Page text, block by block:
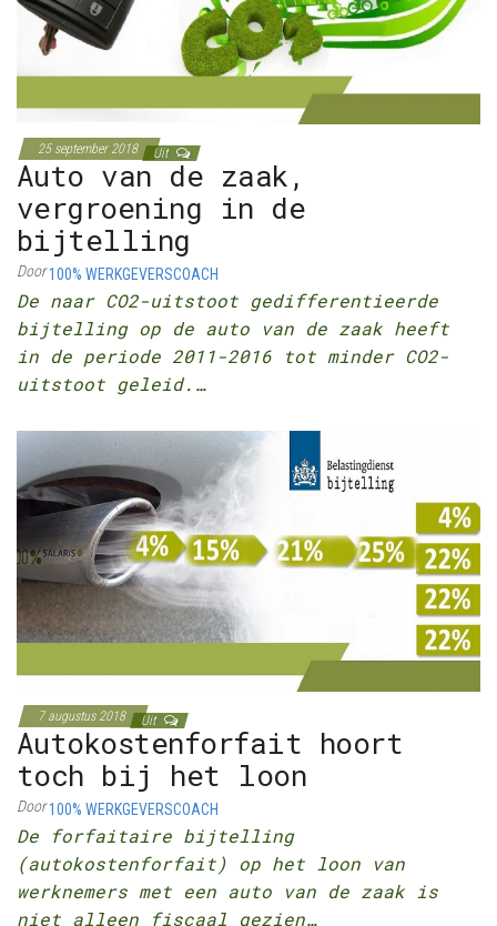
25 september 2018 Uit
Auto van de zaak,
vergroening in de
bijtelling
Door100% WERKGEVERSCOACH
De naar CO2-uitstoot gedifferentieerde
bijtelling op de auto van de zaak heeft
in de periode 2011-2016 tot minder CO2-
uitstoot geleid.…
7 augustus 2018 Uit
Autokostenforfait hoort
toch bij het loon
Door100% WERKGEVERSCOACH
De forfaitaire bijtelling
(autokostenforfait) op het loon van
werknemers met een auto van de zaak is
niet alleen fiscaal gezien…